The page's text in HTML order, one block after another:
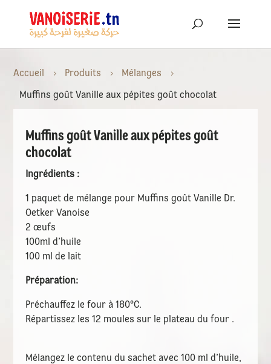
Accueil 5 Produits 5 Mélanges 5
Muffins goût Vanille aux pépites goût chocolat
Muffins goût Vanille aux pépites goût
chocolat
Ingrédients :
1 paquet de mélange pour Muffins goût Vanille Dr.
Oetker Vanoise
2 œufs
100ml d’huile
100 ml de lait
Préparation:
Préchauffez le four à 180°C.
Répartissez les 12 moules sur le plateau du four .
Mélangez le contenu du sachet avec 100 ml d’huile,